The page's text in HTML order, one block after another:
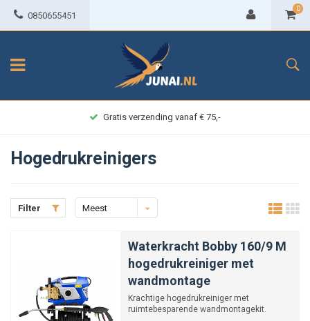
0850655451
0
Gratis verzending vanaf € 75,-
Hogedrukreinigers
Filter
Meest
Waterkracht Bobby 160/9 M
hogedrukreiniger met
wandmontage
Krachtige hogedrukreiniger met
ruimtebesparende wandmontagekit.